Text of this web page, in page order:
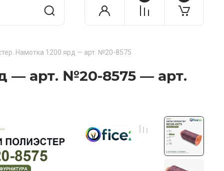
Намотка 1200 ярд — арт. №20-8575
— арт. №20-8575 — арт.